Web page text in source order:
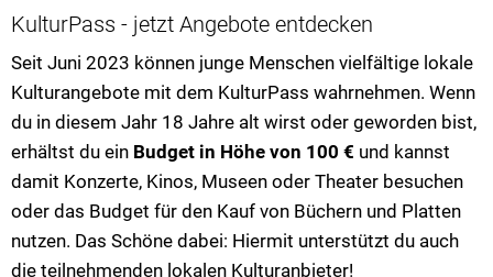
KulturPass - jetzt Angebote entdecken
Seit Juni 2023 können junge Menschen vielfältige lokale
Kulturangebote mit dem KulturPass wahrnehmen. Wenn
du in diesem Jahr 18 Jahre alt wirst oder geworden bist,
erhältst du ein Budget in Höhe von 100 € und kannst
damit Konzerte, Kinos, Museen oder Theater besuchen
oder das Budget für den Kauf von Büchern und Platten
nutzen. Das Schöne dabei: Hiermit unterstützt du auch
die teilnehmenden lokalen Kulturanbieter!